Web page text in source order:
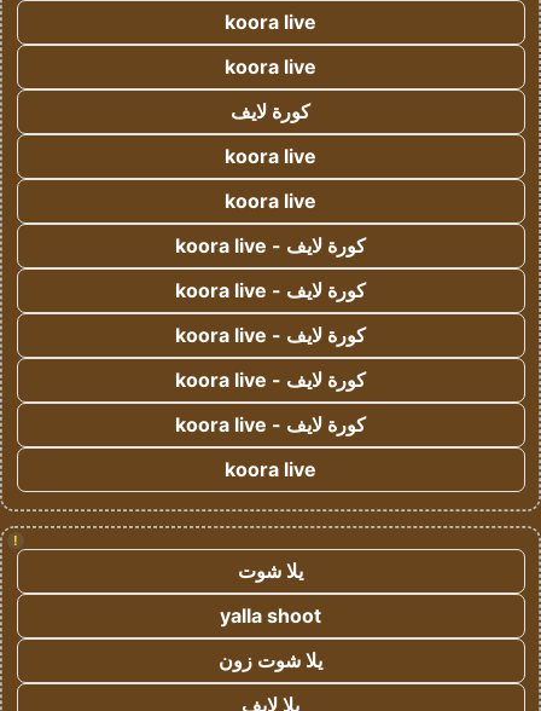
koora live
koora live
كورة لايف
koora live
koora live
كورة لايف - koora live
كورة لايف - koora live
كورة لايف - koora live
كورة لايف - koora live
كورة لايف - koora live
koora live
!
يلا شوت
yalla shoot
يلا شوت زون
يلا لايف